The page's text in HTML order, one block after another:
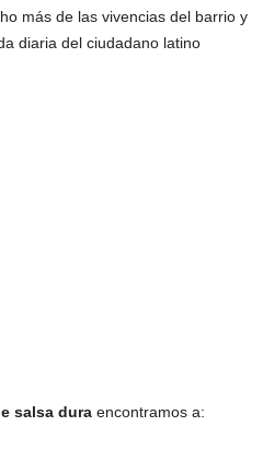
más de las vivencias del barrio y
diaria del ciudadano latino
salsa dura encontramos a: